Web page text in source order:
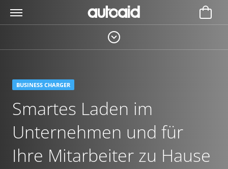
BUSINESS CHARGER
Smartes Laden im
Unternehmen und für
Ihre Mitarbeiter zu Hause